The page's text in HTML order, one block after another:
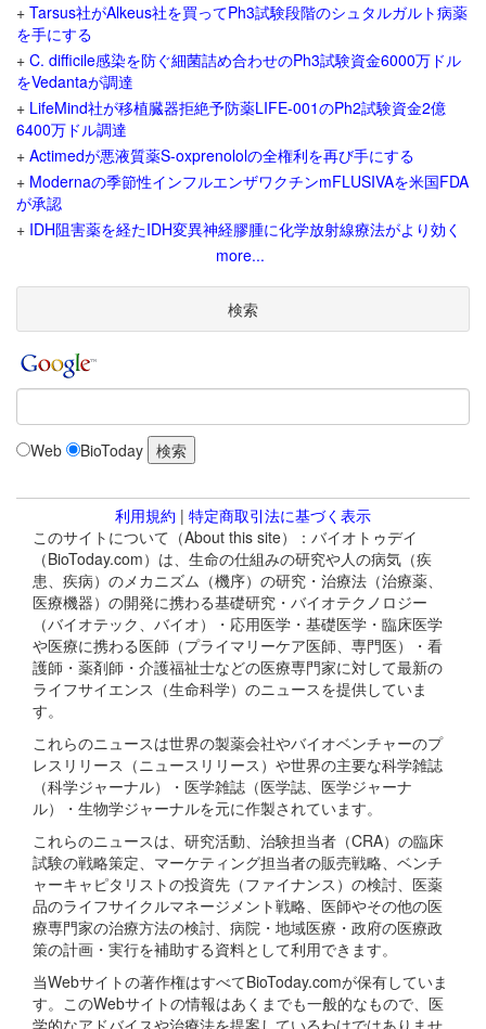
+ Tarsus社がAlkeus社を買ってPh3試験段階のシュタルガルト病薬
を手にする
+ C. difficile感染を防ぐ細菌詰め合わせのPh3試験資金6000万ドル
をVedantaが調達
+ LifeMind社が移植臓器拒絶予防薬LIFE-001のPh2試験資金2億
6400万ドル調達
+ Actimedが悪液質薬S-oxprenololの全権利を再び手にする
+ Modernaの季節性インフルエンザワクチンmFLUSIVAを米国FDA
が承認
+ IDH阻害薬を経たIDH変異神経膠腫に化学放射線療法がより効く
more...
検索
Web BioToday
利用規約 | 特定商取引法に基づく表示
このサイトについて（About this site）：バイオトゥデイ
（BioToday.com）は、生命の仕組みの研究や人の病気（疾
患、疾病）のメカニズム（機序）の研究・治療法（治療薬、
医療機器）の開発に携わる基礎研究・バイオテクノロジー
（バイオテック、バイオ）・応用医学・基礎医学・臨床医学
や医療に携わる医師（プライマリーケア医師、専門医）・看
護師・薬剤師・介護福祉士などの医療専門家に対して最新の
ライフサイエンス（生命科学）のニュースを提供していま
す。
これらのニュースは世界の製薬会社やバイオベンチャーのプ
レスリリース（ニュースリリース）や世界の主要な科学雑誌
（科学ジャーナル）・医学雑誌（医学誌、医学ジャーナ
ル）・生物学ジャーナルを元に作製されています。
これらのニュースは、研究活動、治験担当者（CRA）の臨床
試験の戦略策定、マーケティング担当者の販売戦略、ベンチ
ャーキャピタリストの投資先（ファイナンス）の検討、医薬
品のライフサイクルマネージメント戦略、医師やその他の医
療専門家の治療方法の検討、病院・地域医療・政府の医療政
策の計画・実行を補助する資料として利用できます。
当Webサイトの著作権はすべてBioToday.comが保有していま
す。このWebサイトの情報はあくまでも一般的なもので、医